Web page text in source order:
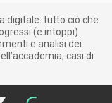
digitale: tutto ciò che
(e intoppi)
e analisi dei
casi di